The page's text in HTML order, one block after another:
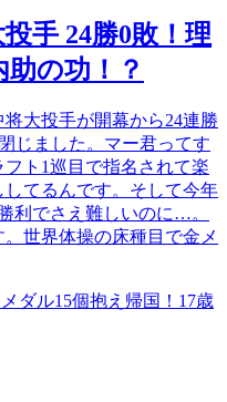
手 24勝0敗！理
の功！？
大投手が開幕から24連勝
じました。マー君ってす
ト1巡目で指名されて楽
てるんです。そして今年
利でさえ難しいのに…。
世界体操の床種目で金メ